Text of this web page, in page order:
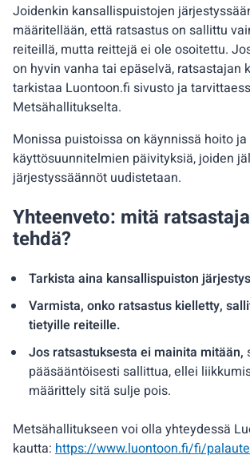
Joidenkin kansallispuistojen
määritellään, että ratsastus on sallittu
reiteillä, mutta reittejä ei ole osoitettu.
on hyvin vanha tai epäselvä, ratsastajan
tarkistaa Luontoon.fi sivusto ja
Metsähallitukselta.
Monissa puistoissa on käynnissä hoito ja
käyttösuunnitelmien päivityksiä, joiden
järjestyssäännöt uudistetaan.
Yhteenveto: mitä
tehdä?
Tarkista aina kansallispuiston
Varmista, onko ratsastus kielletty,
tietyille reiteille.
Jos ratsastuksesta ei mainita mitään,
pääsääntöisesti sallittua, ellei
määrittely sitä sulje pois.
Metsähallitukseen voi olla yhteydessä
kautta: https://www.luontoon.fi/fi/palaute